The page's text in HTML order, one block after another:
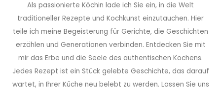
Als passionierte Köchin lade ich Sie ein, in die Welt
traditioneller Rezepte und Kochkunst einzutauchen. Hier
teile ich meine Begeisterung für Gerichte, die Geschichten
erzählen und Generationen verbinden. Entdecken Sie mit
mir das Erbe und die Seele des authentischen Kochens.
Jedes Rezept ist ein Stück gelebte Geschichte, das darauf
wartet, in Ihrer Küche neu belebt zu werden. Lassen Sie uns